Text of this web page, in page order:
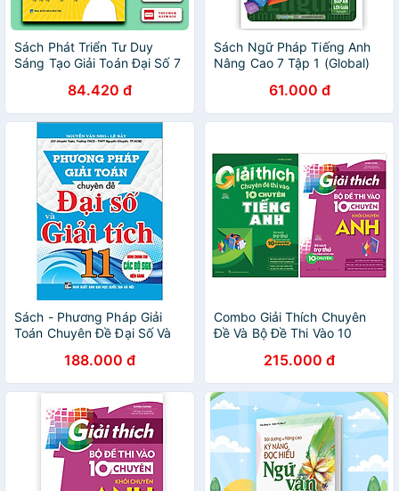
Sách Phát Triển Tư Duy
Sáng Tạo Giải Toán Đại Số 7
84.420 đ
Sách Ngữ Pháp Tiếng Anh
Nâng Cao 7 Tập 1 (Global)
61.000 đ
Sách - Phương Pháp Giải
Toán Chuyên Đề Đại Số Và
cho các bộ SGK hiện hành )
188.000 đ
Combo Giải Thích Chuyên
Đề Và Bộ Đề Thi Vào 10
215.000 đ